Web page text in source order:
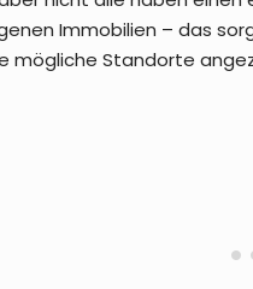
Immobilien – das
mögliche Standorte